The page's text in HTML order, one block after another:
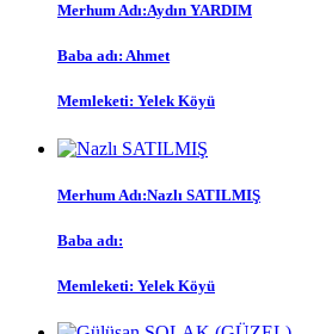
Merhum Adı:Aydın YARDIM
Baba adı: Ahmet
Memleketi: Yelek Köyü
Merhum Adı:Nazlı SATILMIŞ
Baba adı:
Memleketi: Yelek Köyü